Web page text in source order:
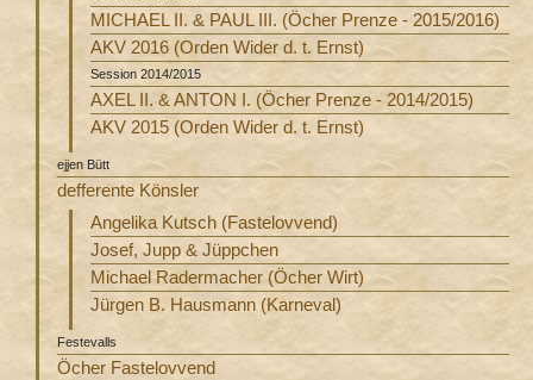
MICHAEL II. & PAUL III. (Öcher Prenze - 2015/2016)
AKV 2016 (Orden Wider d. t. Ernst)
Session 2014/2015
AXEL II. & ANTON I. (Öcher Prenze - 2014/2015)
AKV 2015 (Orden Wider d. t. Ernst)
ejjen Bütt
defferente Könsler
Angelika Kutsch (Fastelovvend)
Josef, Jupp & Jüppchen
Michael Radermacher (Öcher Wirt)
Jürgen B. Hausmann (Karneval)
Festevalls
Öcher Fastelovvend